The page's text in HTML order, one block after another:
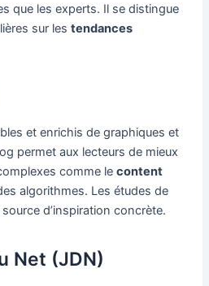
que les experts. Il se distingue
sur lestendances
et enrichis de graphiques et
permet aux lecteurs de mieux
comme lecontent
algorithmes. Les études de
d’inspiration concrète.
Net (JDN)